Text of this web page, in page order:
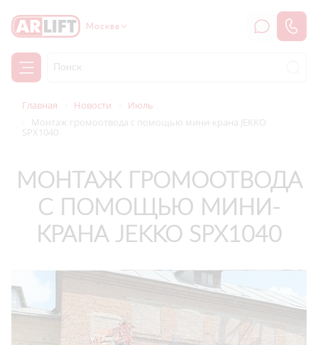
Москва
Главная Новости
Июль
Монтаж громоотвода с помощью мини-крана JEKKO
SPX1040
МОНТАЖ ГРОМООТВОДА
С ПОМОЩЬЮ МИНИ-
КРАНА JEKKO SPX1040